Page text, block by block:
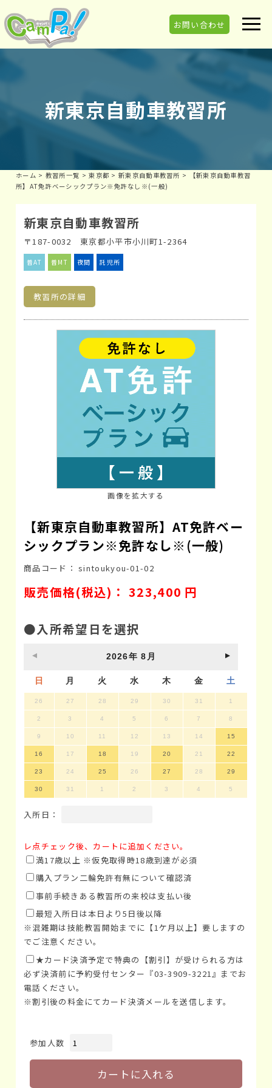
お問い合わせ
新東京自動車教習所
ホーム > 教習所一覧 >東京都 >新東京自動車教習所 >
【新東京自動車教習
所】AT免許ベーシックプラン※免許なし※(一般)
新東京自動車教習所
〒187-0032 東京都小平市小川町1-2364
普AT 普MT 夜間 託児所
教習所の詳細
画像を拡大する
【新東京自動車教習所】AT免許ベー
シックプラン※免許なし※(一般)
商品コード： sintoukyou-01-02
販売価格(税込)： 323,400 円
●入所希望日を選択
2026年8月
日 月 火 水 木 金 土
26 27 28 29 30 31 1
2 3 4 5 6 7 8
9 10 11 12 13 14 15
16 17 18 19 20 21 22
23 24 25 26 27 28 29
30 31 1 2 3 4 5
入所日：
レ点チェック後、カートに追加ください。
満17歳以上 ※仮免取得時18歳到達が必須
購入プラン二輪免許有無について確認済
事前手続きある教習所の来校は支払い後
最短入所日は本日より5日後以降
※混雑期は技能教習開始までに【1ケ月以上】要しますの
でご注意ください。
★カード決済予定で特典の【割引】が受けられる方は
必ず決済前に予約受付センター『03-3909-3221』までお
電話ください。
※割引後の料金にてカード決済メールを送信します。
参加人数
カートに入れる